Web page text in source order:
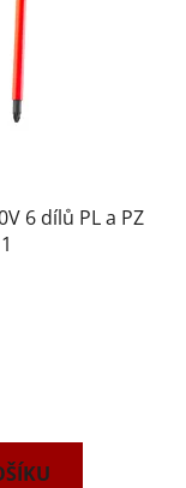
6 dílů PL a PZ